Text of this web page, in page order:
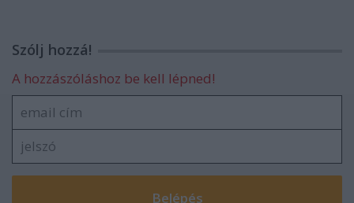
Szólj hozzá!
A hozzászóláshoz be kell lépned!